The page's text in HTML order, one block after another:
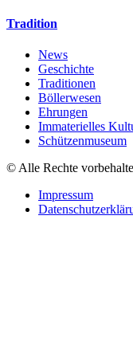
Tradition
News
Geschichte
Traditionen
Böllerwesen
Ehrungen
Immaterielles
Schützenmuseum
© Alle Rechte
Impressum